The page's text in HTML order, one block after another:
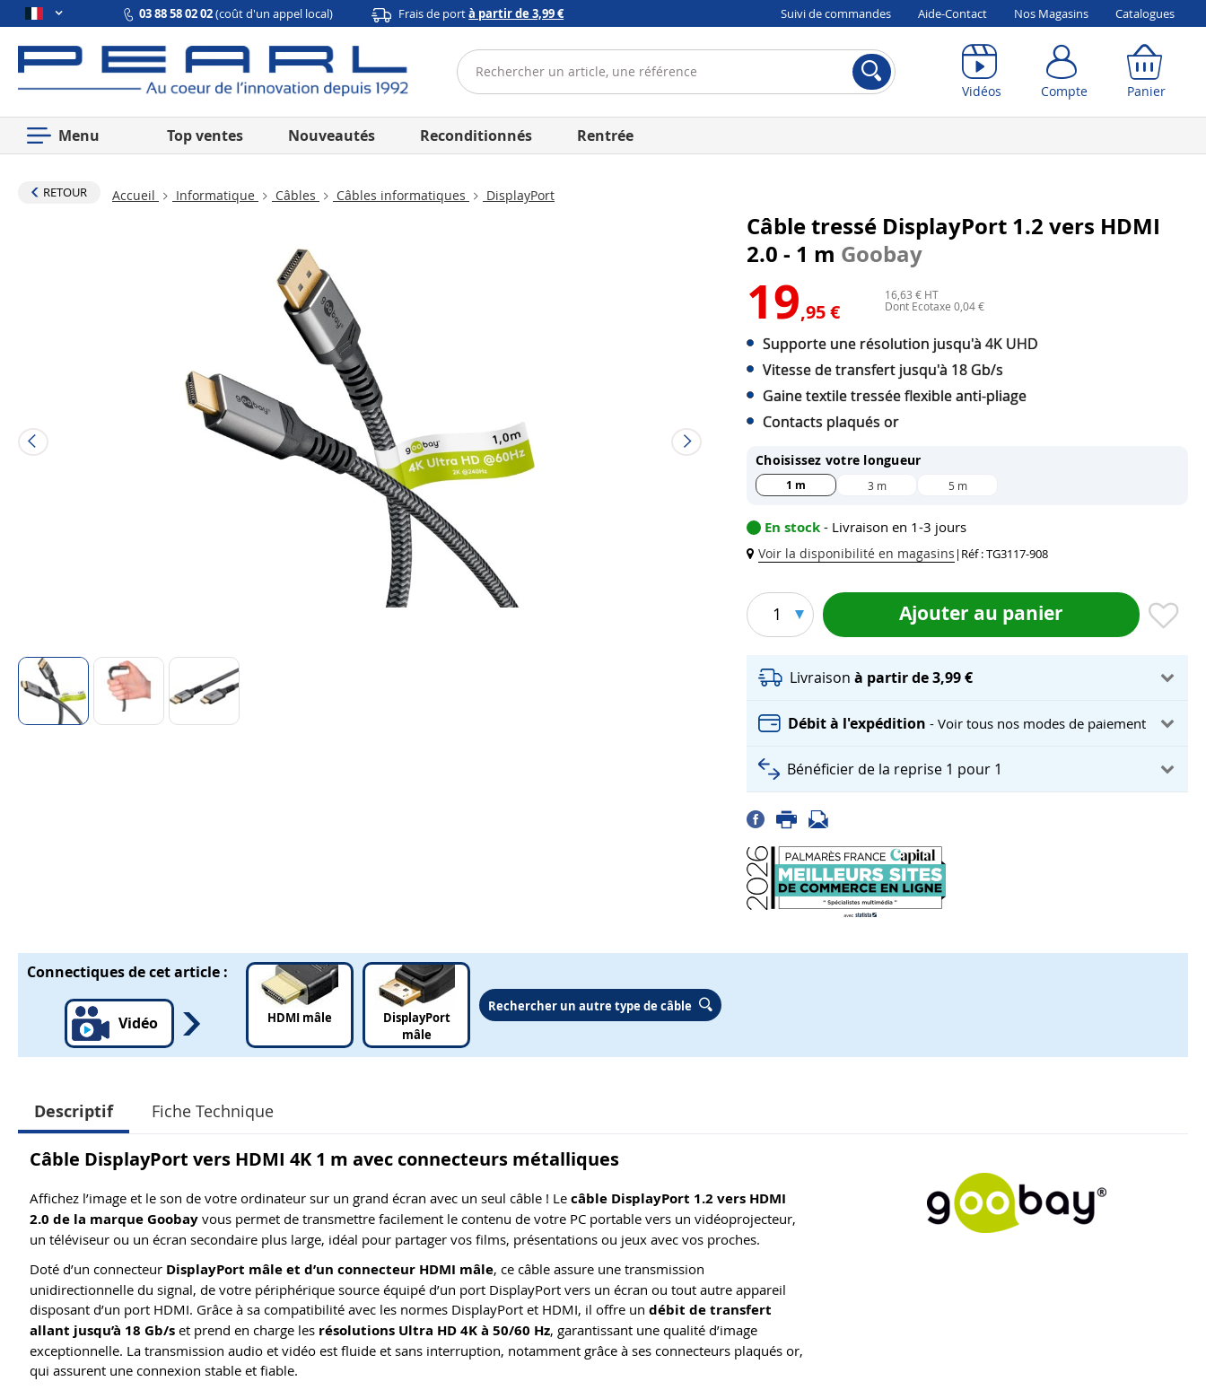
03 88 58 02 02(coût d'un appel local) Frais de portà partir de 3,99 € Suivi de commandes Aide-Contact Nos Magasins Catalogues
Vidéos Compte Panier
Menu Top ventes Nouveautés Reconditionnés Rentrée
RETOUR Accueil Informatique Câbles Câbles informatiques DisplayPort
Câble tressé DisplayPort 1.2 vers HDMI
2.0 - 1 m Goobay
19,95 €
16,63 € HT
Dont Ecotaxe 0,04 €
Supporte une résolution jusqu'à 4K UHD
Vitesse de transfert jusqu'à 18 Gb/s
Gaine textile tressée flexible anti-pliage
Contacts plaqués or
Choisissez votre longueur
1 m 3 m 5 m
En stock - Livraison en 1-3 jours
Voir la disponibilité en magasins | Réf : TG3117-908
1 Ajouter au panier
Livraisonà partir de 3,99 €
Débit à l'expédition- Voir tous nos modes de paiement
Bénéficier de la reprise 1 pour 1
Connectiques de cet article :
Vidéo HDMI mâle
DisplayPort
mâle
Rechercher un autre type de câble
Descriptif Fiche Technique
Câble DisplayPort vers HDMI 4K 1 m avec connecteurs métalliques
Affichez l’image et le son de votre ordinateur sur un grand écran avec un seul câble ! Le câble DisplayPort 1.2 vers HDMI
2.0 de la marque Goobay vous permet de transmettre facilement le contenu de votre PC portable vers un vidéoprojecteur,
un téléviseur ou un écran secondaire plus large, idéal pour partager vos films, présentations ou jeux avec vos proches.
Doté d’un connecteur DisplayPort mâle et d’un connecteur HDMI mâle, ce câble assure une transmission
unidirectionnelle du signal, de votre périphérique source équipé d’un port DisplayPort vers un écran ou tout autre appareil
disposant d’un port HDMI. Grâce à sa compatibilité avec les normes DisplayPort et HDMI, il offre un débit de transfert
allant jusqu’à 18 Gb/s et prend en charge les résolutions Ultra HD 4K à 50/60 Hz, garantissant une qualité d’image
exceptionnelle. La transmission audio et vidéo est fluide et sans interruption, notamment grâce à ses connecteurs plaqués or,
qui assurent une connexion stable et fiable.
Compte Panier